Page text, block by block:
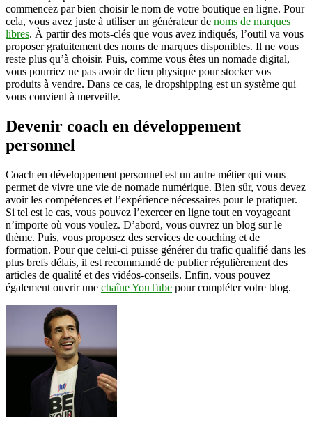
commencez par bien choisir le nom de votre boutique en ligne. Pour
cela, vous avez juste à utiliser un générateur de noms de marques
libres. À partir des mots-clés que vous avez indiqués, l’outil va vous
proposer gratuitement des noms de marques disponibles. Il ne vous
reste plus qu’à choisir. Puis, comme vous êtes un nomade digital,
vous pourriez ne pas avoir de lieu physique pour stocker vos
produits à vendre. Dans ce cas, le dropshipping est un système qui
vous convient à merveille.
Devenir coach en développement
personnel
Coach en développement personnel est un autre métier qui vous
permet de vivre une vie de nomade numérique. Bien sûr, vous devez
avoir les compétences et l’expérience nécessaires pour le pratiquer.
Si tel est le cas, vous pouvez l’exercer en ligne tout en voyageant
n’importe où vous voulez. D’abord, vous ouvrez un blog sur le
thème. Puis, vous proposez des services de coaching et de
formation. Pour que celui-ci puisse générer du trafic qualifié dans les
plus brefs délais, il est recommandé de publier régulièrement des
articles de qualité et des vidéos-conseils. Enfin, vous pouvez
également ouvrir une chaîne YouTube pour compléter votre blog.